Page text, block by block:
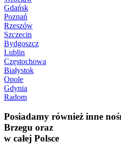
Gdańsk
Poznań
Rzeszów
Szczecin
Bydgoszcz
Lublin
Częstochowa
Białystok
Opole
Gdynia
Radom
Posiadamy również inne
Brzegu oraz
w całej Polsce